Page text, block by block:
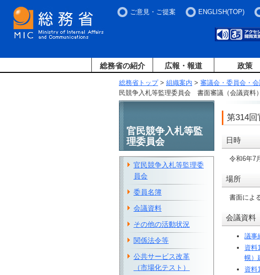
ご意見・ご提案 ENGLISH(TOP)
総務省の紹介 広報・報道 政策
総務省トップ> 組織案内 > 審議会・委員会・
民競争入札等監理委員会 書面審議（会議資料）
第314
日時
令和6年7
場所
書面によ
会議資料
議事
資料
幌）
資料
官民競争入札等監
理委員会
官民競争入札等監理委
員会
委員名簿
会議資料
その他の活動状況
関係法令等
公共サービス改革
（市場化テスト）